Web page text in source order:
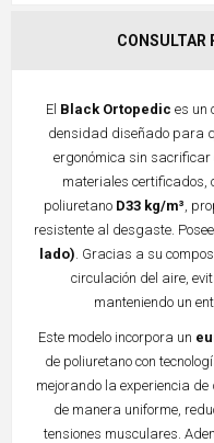
CONSULTAR
El Black Ortopedic es un
densidad diseñado para
ergonómica sin
materiales certificados,
poliuretano D33 kg/m³ ,
resistente al desgaste.
lado) . Gracias a su
circulación del aire,
manteniendo un
Este modelo incorpora un
de poliuretano con
mejorando la experiencia
de manera uniforme,
tensiones musculares.